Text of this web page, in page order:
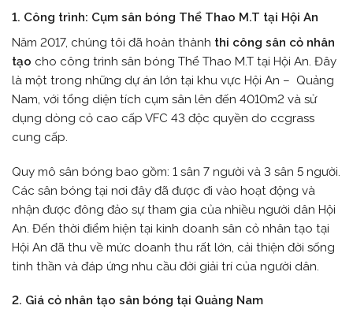
1. Công trình: Cụm sân bóng Thể Thao M.T tại Hội An
Năm 2017, chúng tôi đã hoàn thành thi công sân cỏ nhân
tạo cho công trình sân bóng Thể Thao M.T tại Hội An. Đây
là một trong những dự án lớn tại khu vực Hội An – Quảng
Nam, với tổng diện tích cụm sân lên đến 4010m2 và sử
dụng dòng cỏ cao cấp VFC 43 độc quyền do ccgrass
cung cấp.
Quy mô sân bóng bao gồm: 1 sân 7 người và 3 sân 5 người.
Các sân bóng tại nơi đây đã được đi vào hoạt động và
nhận được đông đảo sự tham gia của nhiều người dân Hội
An. Đến thời điểm hiện tại kinh doanh sân cỏ nhân tạo tại
Hội An đã thu về mức doanh thu rất lớn, cải thiện đời sống
tinh thần và đáp ứng nhu cầu đời giải trí của người dân.
2. Giá cỏ nhân tạo sân bóng tại Quảng Nam